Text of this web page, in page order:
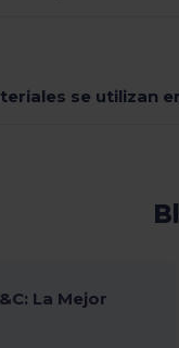
se utilizan
La Mejor